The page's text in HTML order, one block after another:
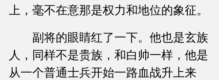
上，毫不在意那是权力和地位的象征。
副将的眼睛红了一下。他也是玄族
人，同样不是贵族，和白帅一样，他是
从一个普通士兵开始一路血战升上来